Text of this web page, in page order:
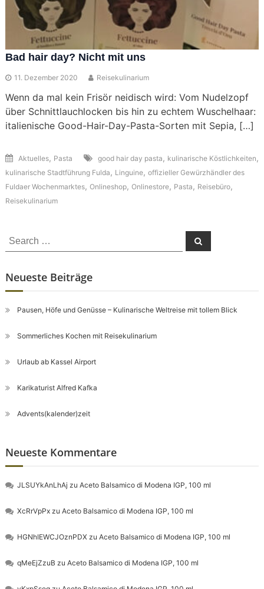
Bad hair day? Nicht mit uns
11. Dezember 2020 Reisekulinarium
Wenn da mal kein Frisör neidisch wird: Vom Nudelzopf
über Schnittlauchlocken bis hin zu echtem Wuschelhaar:
italienische Good-Hair-Day-Pasta-Sorten mit Sepia, […]
Aktuelles, Pasta good hair day pasta , kulinarische Köstlichkeiten ,
kulinarische Stadtführung Fulda , Linguine, offizieller Gewürzhändler des
Fuldaer Wochenmarktes, Onlineshop, Onlinestore, Pasta , Reisebüro,
Reisekulinarium
Search
for:
Search
Neueste Beiträge
Pausen, Höfe und Genüsse – Kulinarische Weltreise mit tollem Blick
Sommerliches Kochen mit Reisekulinarium
Urlaub ab Kassel Airport
Karikaturist Alfred Kafka
Advents(kalender)zeit
Neueste Kommentare
JLSUYkAnLhAj zu Aceto Balsamico di Modena IGP, 100 ml
XcRrVpPxzu Aceto Balsamico di Modena IGP, 100 ml
HGNhIEWCJOznPDX zu Aceto Balsamico di Modena IGP, 100 ml
qMeEjZzuB zu Aceto Balsamico di Modena IGP, 100 ml